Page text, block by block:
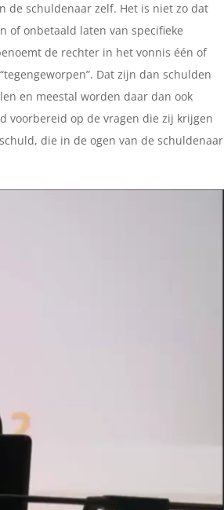
de schuldenaar zelf. Het is niet zo dat
of onbetaald laten van specifieke
de rechter in het vonnis één of
Dat zijn dan schulden
en meestal worden daar dan ook
voorbereid op de vragen die zij krijgen
die in de ogen van de schuldenaar